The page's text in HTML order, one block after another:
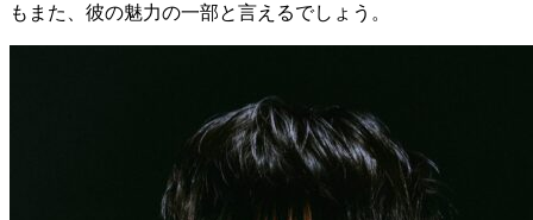
もまた、彼の魅力の一部と言えるでしょう。